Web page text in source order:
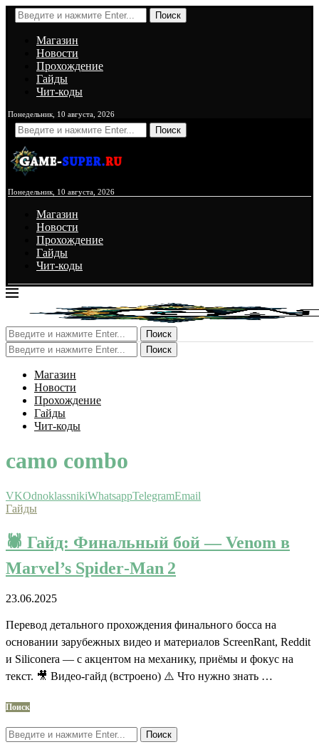
Поиск
Магазин
Новости
Прохождение
Гайды
Чит-коды
Понедельник, 10 августа, 2026
Поиск
Понедельник, 10 августа, 2026
Магазин
Новости
Прохождение
Гайды
Чит-коды
Поиск
Поиск
Магазин
Новости
Прохождение
Гайды
Чит-коды
camo combo
VKOdnoklassnikiWhatsappTelegramEmail
Гайды
🕷️ Гайд: Финальный бой — Venom в
Marvel’s Spider‑Man 2
23.06.2025
Перевод детального прохождения финального босса на
основании зарубежных видео и материалов ScreenRant, Reddit
и Siliconera — с акцентом на механику, приёмы и фокус на
текст. 🎥 Видео‑гайд (встроено) ⚠️ Что нужно знать …
Поиск
Поиск